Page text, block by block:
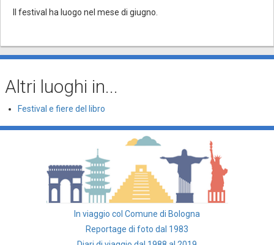
Il festival ha luogo nel mese di giugno.
Altri luoghi in...
Festival e fiere del libro
In viaggio col Comune di Bologna
Reportage di foto dal 1983